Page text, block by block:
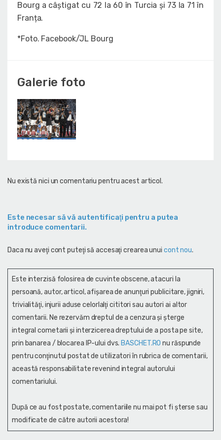
Bourg a câștigat cu 72 la 60 în Turcia și 73 la 71 în
Franța.
*Foto. Facebook/JL Bourg
Galerie foto
Nu există nici un comentariu pentru acest articol.
Este necesar să vă autentificaţi pentru a putea
introduce comentarii.
Daca nu aveţi cont puteţi să accesaţi crearea unui cont nou.
Este interzisă folosirea de cuvinte obscene, atacuri la
persoană, autor, articol, afişarea de anunţuri publicitare, jigniri,
trivialităţi, injurii aduse celorlalţi cititori sau autori ai altor
comentarii. Ne rezervăm dreptul de a cenzura și şterge
integral cometarii și interzicerea dreptului de a posta pe site,
prin banarea / blocarea IP-ului dvs. BASCHET.RO nu răspunde
pentru conţinutul postat de utilizatori în rubrica de comentarii,
această responsabilitate revenind integral autorului
comentariului.
După ce au fost postate, comentariile nu mai pot fi șterse sau
modificate de către autorii acestora!